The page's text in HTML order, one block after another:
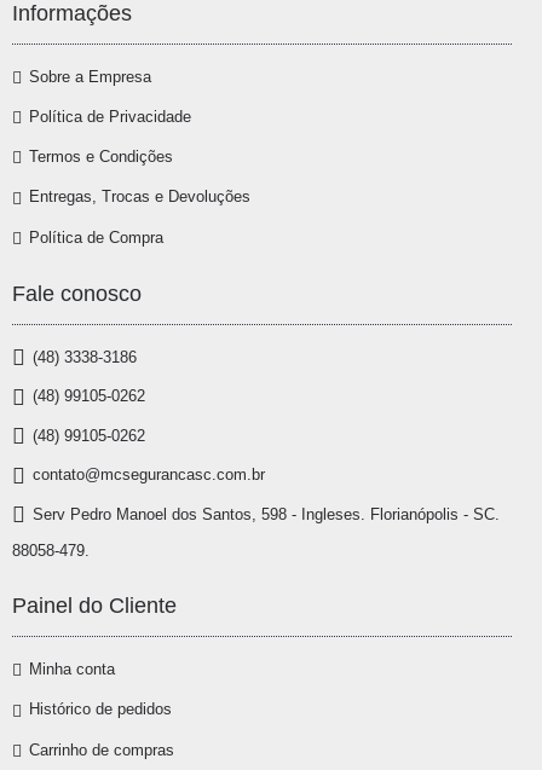
Informações
Sobre a Empresa
Política de Privacidade
Termos e Condições
Entregas, Trocas e Devoluções
Política de Compra
Fale conosco
(48) 3338-3186
(48) 99105-0262
(48) 99105-0262
contato@mcsegurancasc.com.br
Serv Pedro Manoel dos Santos, 598 - Ingleses. Florianópolis - SC.
88058-479.
Painel do Cliente
Minha conta
Histórico de pedidos
Carrinho de compras